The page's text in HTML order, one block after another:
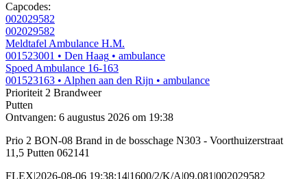
Capcodes:
002029582
002029582
Meldtafel Ambulance H.M.
001523001 • Den Haag • ambulance
Spoed Ambulance 16-163
001523163 • Alphen aan den Rijn • ambulance
Prioriteit 2 Brandweer
Putten
Ontvangen: 6 augustus 2026 om 19:38
Prio 2 BON-08 Brand in de bosschage N303 - Voorthuizerstraat
11,5 Putten 062141
FLEX|2026-08-06 19:38:14|1600/2/K/A|09.081|002029582